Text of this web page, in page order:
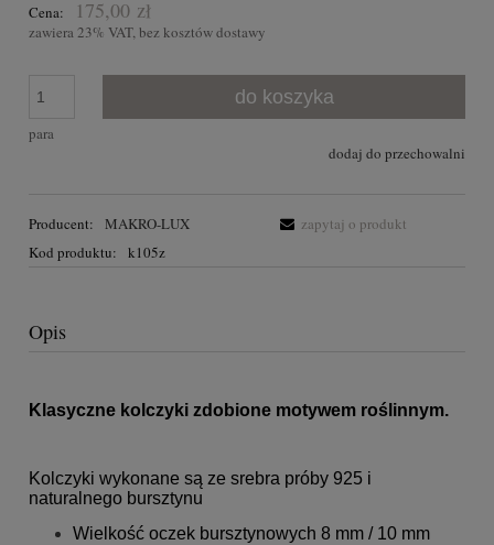
Cena: 175,00 zł
zawiera 23% VAT, bez kosztów dostawy
para
do koszyka
dodaj do przechowalni
Producent:
MAKRO-LUX
Kod produktu:
k105z
zapytaj o produkt
Opis
Klasyczne kolczyki zdobione motywem roślinnym.
Kolczyki wykonane są ze srebra próby 925 i
naturalnego bursztynu
Wielkość oczek bursztynowych 8 mm / 10 mm